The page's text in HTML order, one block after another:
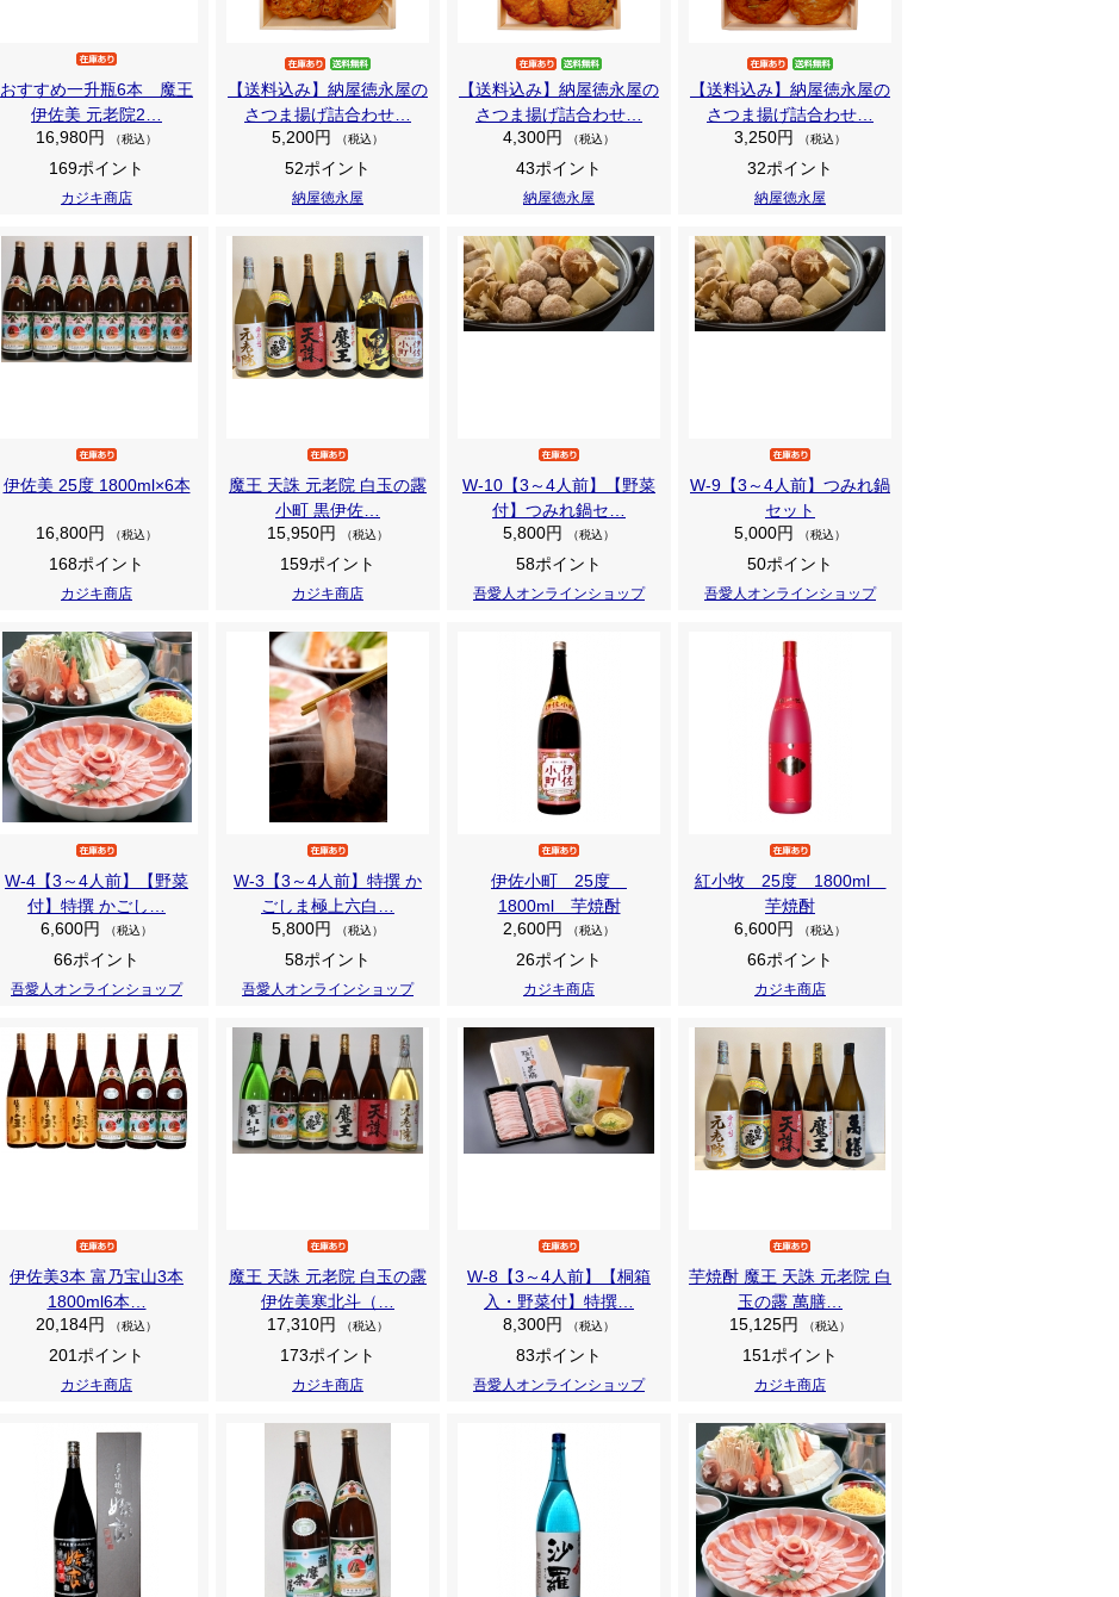
おすすめ一升瓶6本 魔王
伊佐美 元老院2…
16,980円
（税込）
169ポイント
カジキ商店
【送料込み】納屋徳永屋の
さつま揚げ詰合わせ…
5,200円
（税込）
52ポイント
納屋徳永屋
【送料込み】納屋徳永屋の
さつま揚げ詰合わせ…
4,300円
（税込）
43ポイント
納屋徳永屋
【送料込み】納屋徳永屋の
さつま揚げ詰合わせ…
3,250円
（税込）
32ポイント
納屋徳永屋
伊佐美 25度 1800ml×6本
16,800円 （税込）
168ポイント
カジキ商店
魔王 天誅 元老院 白玉の露
小町 黒伊佐…
15,950円
（税込）
159ポイント
カジキ商店
W-10【3～4人前】【野菜
付】つみれ鍋セ…
5,800円
（税込）
58ポイント
吾愛人オンラインショップ
W-9【3～4人前】つみれ鍋
セット
5,000円
（税込）
50ポイント
吾愛人オンラインショップ
W-4【3～4人前】【野菜
付】特撰 かごし…
6,600円
（税込）
66ポイント
吾愛人オンラインショップ
W-3【3～4人前】特撰 か
ごしま極上六白…
5,800円
（税込）
58ポイント
吾愛人オンラインショップ
伊佐小町 25度
1800ml 芋焼酎
2,600円
（税込）
26ポイント
カジキ商店
紅小牧 25度 1800ml
芋焼酎
6,600円
（税込）
66ポイント
カジキ商店
伊佐美3本 富乃宝山3本
1800ml6本…
20,184円
（税込）
201ポイント
カジキ商店
魔王 天誅 元老院 白玉の露
伊佐美寒北斗（…
17,310円
（税込）
173ポイント
カジキ商店
W-8【3～4人前】【桐箱
入・野菜付】特撰…
8,300円
（税込）
83ポイント
吾愛人オンラインショップ
芋焼酎 魔王 天誅 元老院 白
玉の露 萬膳…
15,125円
（税込）
151ポイント
カジキ商店